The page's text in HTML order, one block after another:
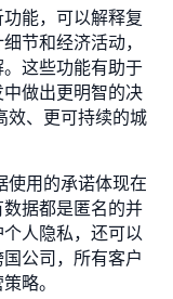
能，可以解释复
节和经济活动，
这些功能有助于
做出更明智的决
效、更可持续的城
使用的承诺体现在
据都是匿名的并
人隐私，还可以
公司，所有客户
略。